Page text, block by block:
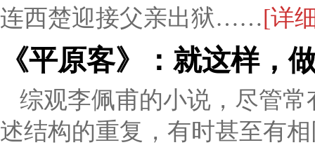
连西楚迎接父亲出狱……[详
《平原客》：就这样，
综观李佩甫的小说，尽管
述结构的重复，有时甚至有